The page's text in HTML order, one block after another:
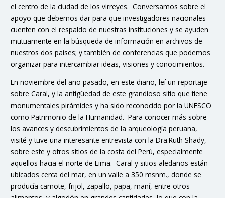
el centro de la ciudad de los virreyes. Conversamos sobre el
apoyo que debemos dar para que investigadores nacionales
cuenten con el respaldo de nuestras instituciones y se ayuden
mutuamente en la búsqueda de información en archivos de
nuestros dos países; y también de conferencias que podemos
organizar para intercambiar ideas, visiones y conocimientos.
En noviembre del año pasado, en este diario, leí un reportaje
sobre Caral, y la antigüedad de este grandioso sitio que tiene
monumentales pirámides y ha sido reconocido por la UNESCO
como Patrimonio de la Humanidad. Para conocer más sobre
los avances y descubrimientos de la arqueología peruana,
visité y tuve una interesante entrevista con la Dra.Ruth Shady,
sobre este y otros sitios de la costa del Perú, especialmente
aquellos hacia el norte de Lima. Caral y sitios aledaños están
ubicados cerca del mar, en un valle a 350 msnm., donde se
producía camote, frijol, zapallo, papa, maní, entre otros